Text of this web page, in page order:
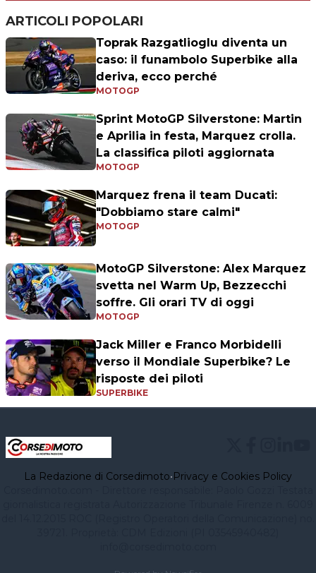
ARTICOLI POPOLARI
Toprak Razgatlioglu diventa un
caso: il funambolo Superbike alla
deriva, ecco perché
MOTOGP
Sprint MotoGP Silverstone: Martin
e Aprilia in festa, Marquez crolla.
La classifica piloti aggiornata
MOTOGP
Marquez frena il team Ducati:
"Dobbiamo stare calmi"
MOTOGP
MotoGP Silverstone: Alex Marquez
svetta nel Warm Up, Bezzecchi
soffre. Gli orari TV di oggi
MOTOGP
Jack Miller e Franco Morbidelli
verso il Mondiale Superbike? Le
risposte dei piloti
SUPERBIKE
La Redazione di Corsedimoto•Privacy e Cookies Policy